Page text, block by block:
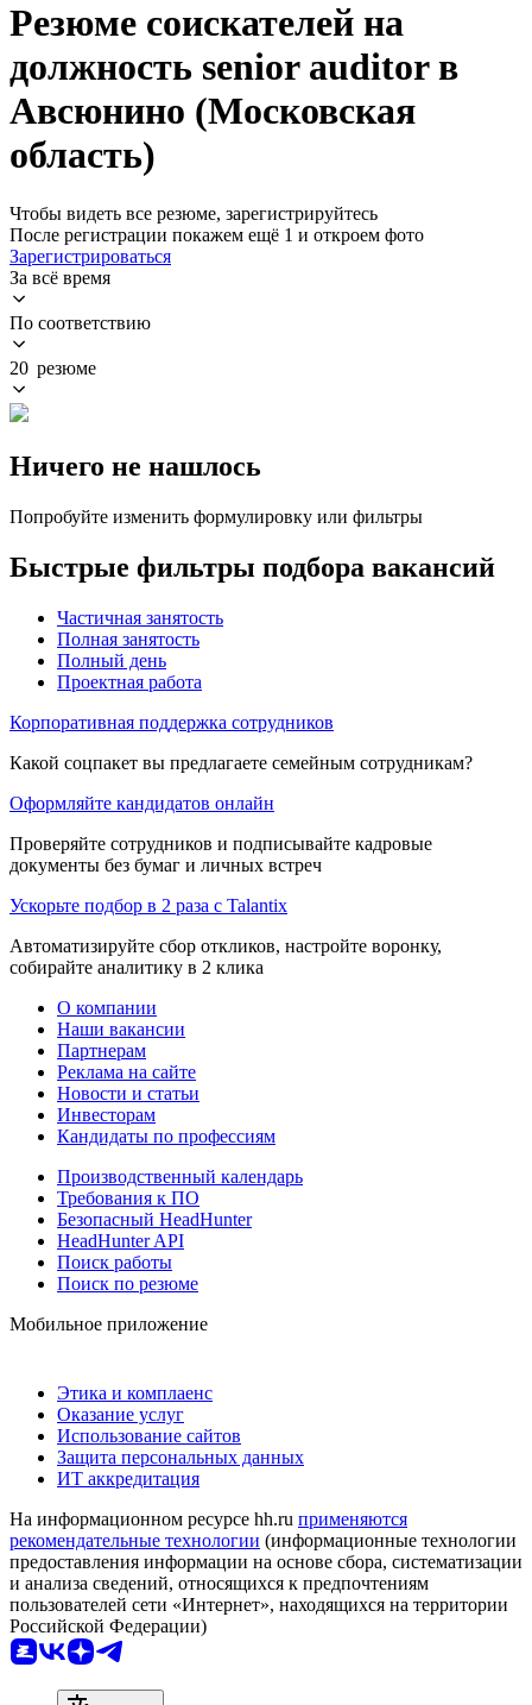
Резюме соискателей на
должность senior auditor в
Авсюнино (Московская
область)
Чтобы видеть все резюме, зарегистрируйтесь
После регистрации покажем ещё 1 и откроем фото
Зарегистрироваться
За всё время
По соответствию
20 резюме
Ничего не нашлось
Попробуйте изменить формулировку или фильтры
Быстрые фильтры подбора вакансий
Частичная занятость
Полная занятость
Полный день
Проектная работа
Корпоративная поддержка сотрудников
Какой соцпакет вы предлагаете семейным сотрудникам?
Оформляйте кандидатов онлайн
Проверяйте сотрудников и подписывайте кадровые
документы без бумаг и личных встреч
Ускорьте подбор в 2 раза с Talantix
Автоматизируйте сбор откликов, настройте воронку,
собирайте аналитику в 2 клика
О компании
Наши вакансии
Партнерам
Реклама на сайте
Новости и статьи
Инвесторам
Кандидаты по профессиям
Производственный календарь
Требования к ПО
Безопасный HeadHunter
HeadHunter API
Поиск работы
Поиск по резюме
Мобильное приложение
Этика и комплаенс
Оказание услуг
Использование сайтов
Защита персональных данных
ИТ аккредитация
На информационном ресурсе hh.ru применяются
рекомендательные технологии (информационные технологии
предоставления информации на основе сбора, систематизации
и анализа сведений, относящихся к предпочтениям
пользователей сети «Интернет», находящихся на территории
Российской Федерации)